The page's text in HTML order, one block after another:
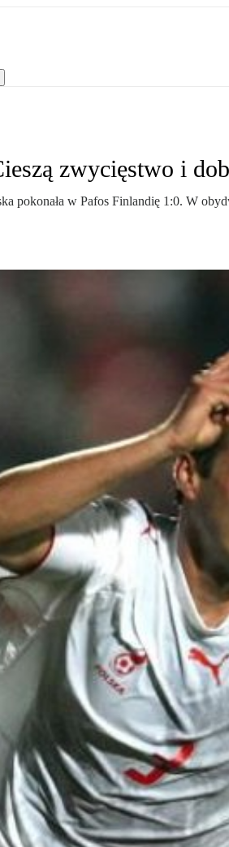
zwycięstwo i
pokonała w Pafos Finlandię 1:0. W